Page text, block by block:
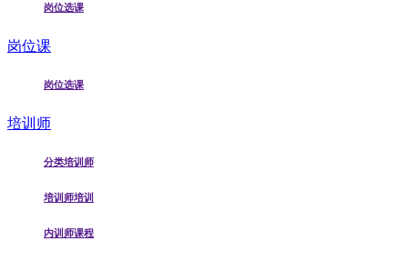
岗位选课
岗位课
岗位选课
培训师
分类培训师
培训师培训
内训师课程